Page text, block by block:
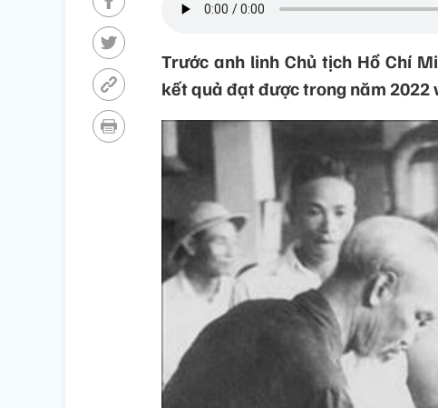
Trước anh linh Chủ tịch Hồ Chí
kết quả đạt được trong năm 2022